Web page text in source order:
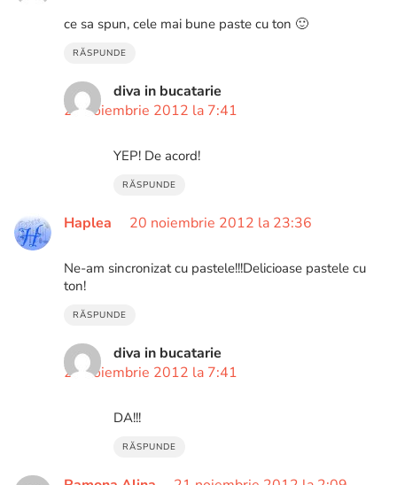
ce sa spun, cele mai bune paste cu ton 🙂
RĂSPUNDE
diva in bucatarie
21 noiembrie 2012 la 7:41
YEP! De acord!
RĂSPUNDE
Haplea 20 noiembrie 2012 la 23:36
Ne-am sincronizat cu pastele!!!Delicioase pastele cu
ton!
RĂSPUNDE
diva in bucatarie
21 noiembrie 2012 la 7:41
DA!!!
RĂSPUNDE